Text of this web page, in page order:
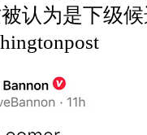
认为是下级